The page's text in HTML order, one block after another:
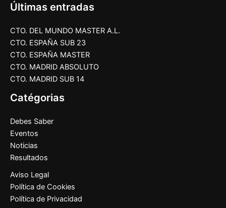
Últimas entradas
CTO. DEL MUNDO MASTER A.L.
CTO. ESPAÑA SUB 23
CTO. ESPAÑA MASTER
CTO. MADRID ABSOLUTO
CTO. MADRID SUB 14
Catégorias
Debes Saber
Eventos
Noticias
Resultados
Aviso Legal
Política de Cookies
Política de Privacidad